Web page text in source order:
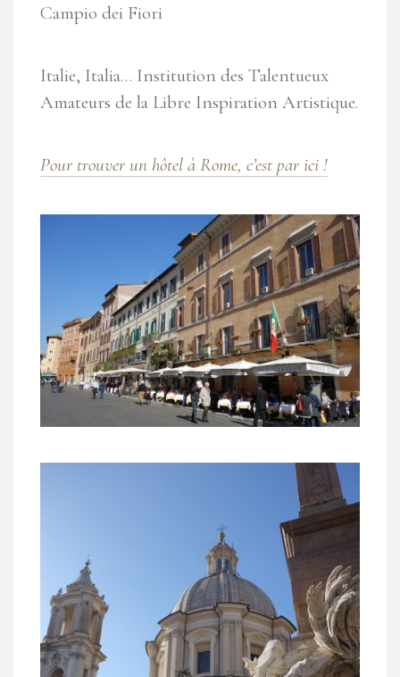
Campio dei Fiori
Italie, Italia… Institution des Talentueux
Amateurs de la Libre Inspiration Artistique.
Pour trouver un hôtel à Rome, c’est par ici !